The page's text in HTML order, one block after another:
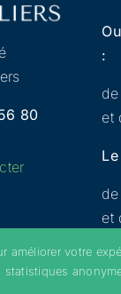
80
:
et
et
– Tous
améliorer votre